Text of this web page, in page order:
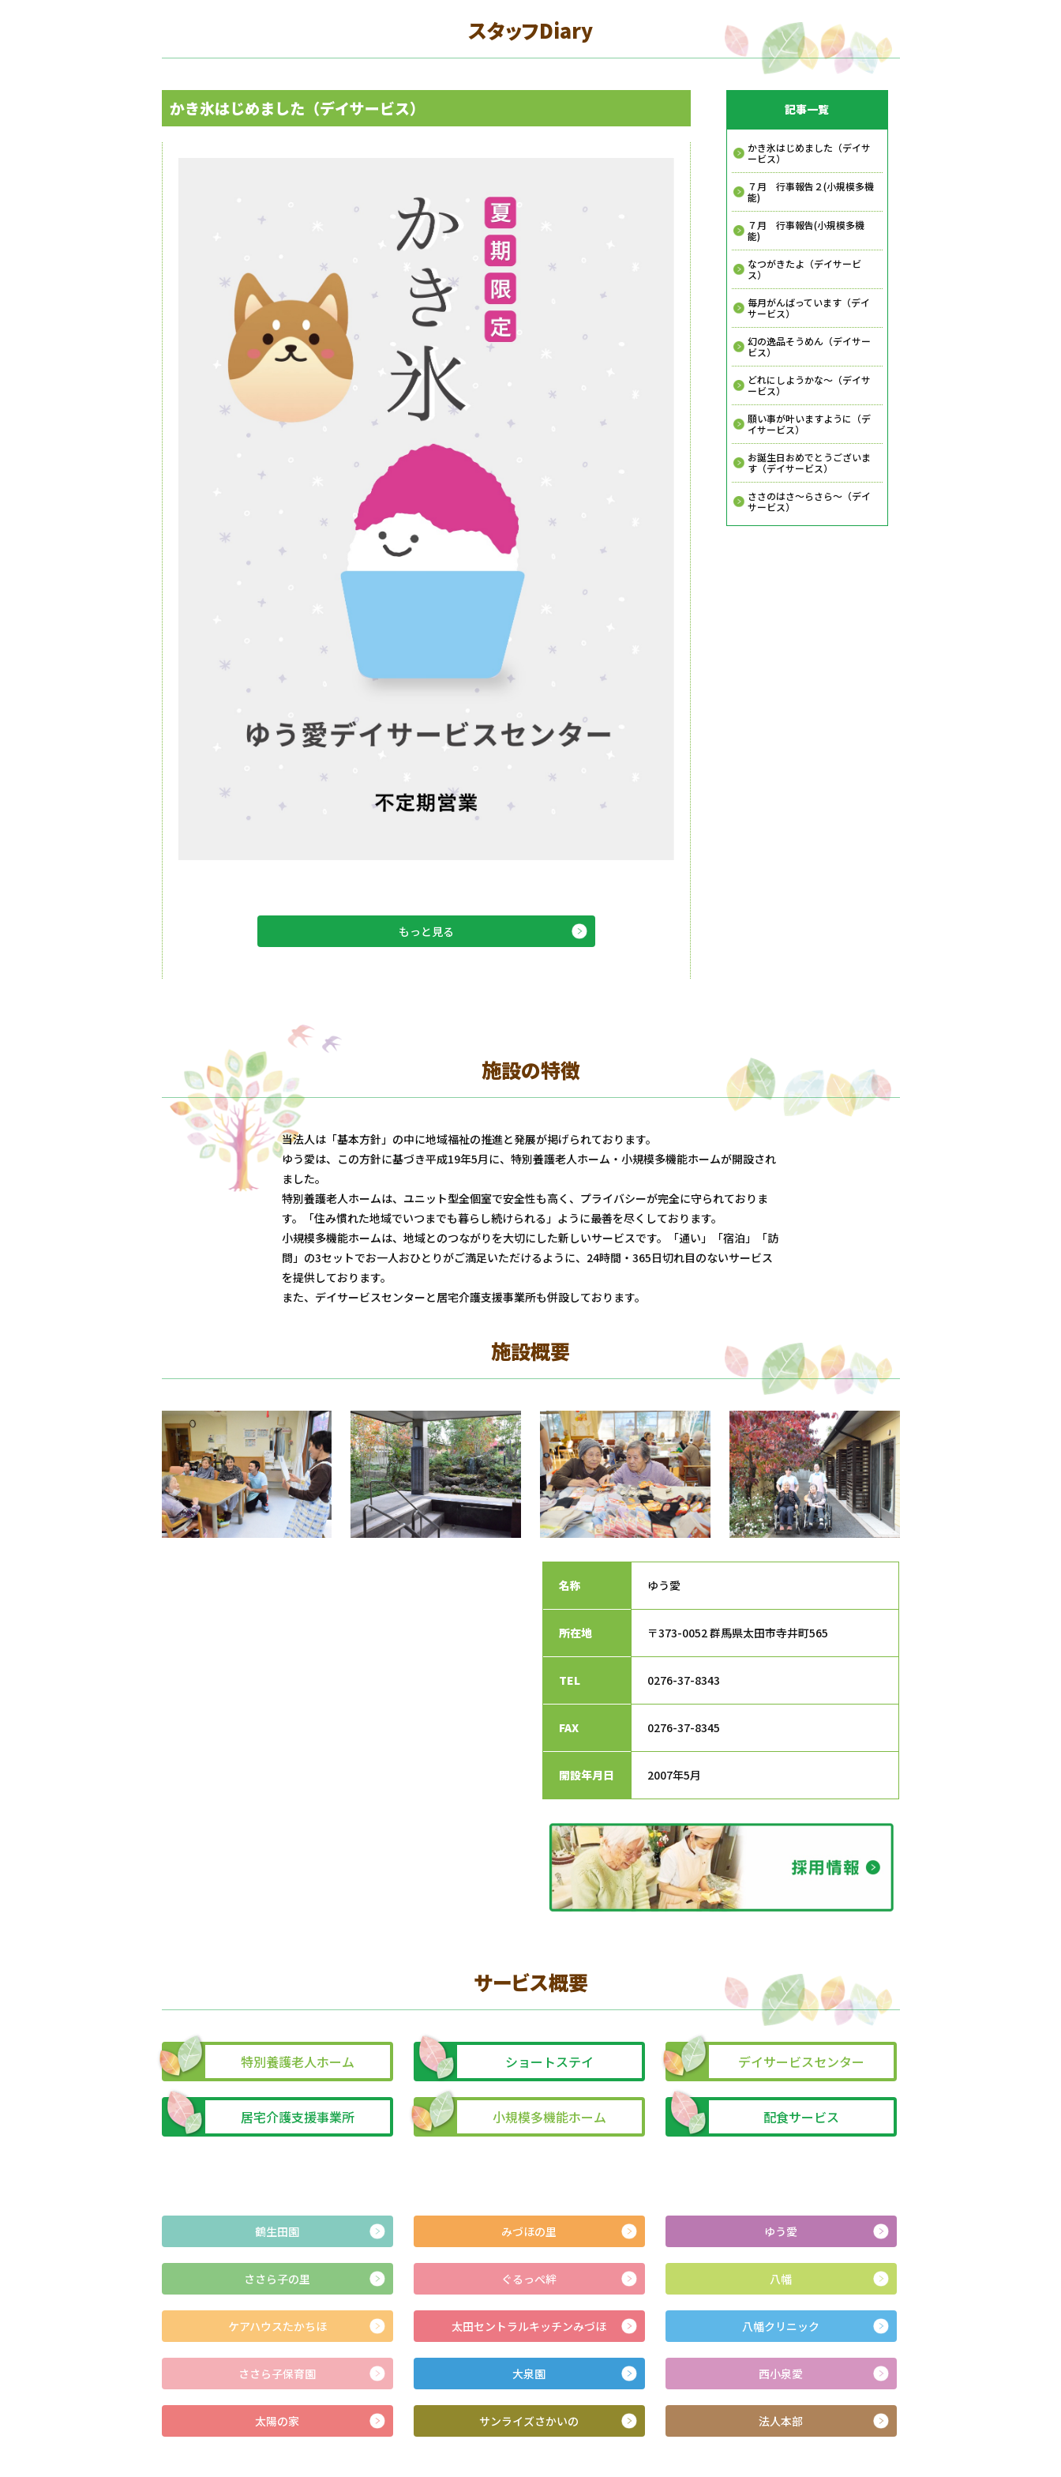
スタッフDiary
かき氷はじめました（デイサービス）
もっと見る
記事一覧
かき氷はじめました（デイサ
ービス）
７月 行事報告２(小規模多機
能)
７月 行事報告(小規模多機
能)
なつがきたよ（デイサービ
ス）
毎月がんばっています（デイ
サービス）
幻の逸品そうめん（デイサー
ビス）
どれにしようかな～（デイサ
ービス）
願い事が叶いますように（デ
イサービス）
お誕生日おめでとうございま
す（デイサービス）
ささのはさ～らさら～（デイ
サービス）
施設の特徴
当法人は「基本方針」の中に地域福祉の推進と発展が掲げられております。
ゆう愛は、この方針に基づき平成19年5月に、特別養護老人ホーム・小規模多機能ホームが開設され
ました。
特別養護老人ホームは、ユニット型全個室で安全性も高く、プライバシーが完全に守られておりま
す。「住み慣れた地域でいつまでも暮らし続けられる」ように最善を尽くしております。
小規模多機能ホームは、地域とのつながりを大切にした新しいサービスです。「通い」「宿泊」「訪
問」の3セットでお一人おひとりがご満足いただけるように、24時間・365日切れ目のないサービス
を提供しております。
また、デイサービスセンターと居宅介護支援事業所も併設しております。
施設概要
名称 ゆう愛
所在地 〒373-0052 群馬県太田市寺井町565
TEL 0276-37-8343
FAX 0276-37-8345
開設年月日 2007年5月
サービス概要
特別養護老人ホーム ショートステイ デイサービスセンター
居宅介護支援事業所 小規模多機能ホーム 配食サービス
鶴生田園 みづほの里 ゆう愛
ささら子の里 ぐるっぺ絆 八幡
ケアハウスたかちほ 太田セントラルキッチンみづほ 八幡クリニック
ささら子保育園 大泉園 西小泉愛
太陽の家 サンライズさかいの 法人本部